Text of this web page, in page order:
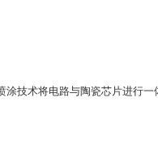
涂技术将电路与陶瓷芯片进行